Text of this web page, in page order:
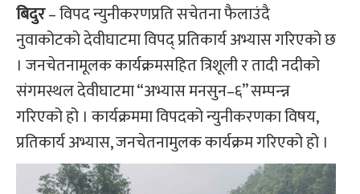
बिदुर– विपद न्युनीकरणप्रति सचेतना फैलाउंदै
नुवाकोटको देवीघाटमा विपद् प्रतिकार्य अभ्यास गरिएको छ
। जनचेतनामूलक कार्यक्रमसहित त्रिशूली र तादी नदीको
संगमस्थल देवीघाटमा “अभ्यास मनसुन–६” सम्पन्न्न
गरिएको हो । कार्यक्रममा विपदको न्युनीकरणका विषय,
प्रतिकार्य अभ्यास, जनचेतनामुलक कार्यक्रम गरिएको हो ।